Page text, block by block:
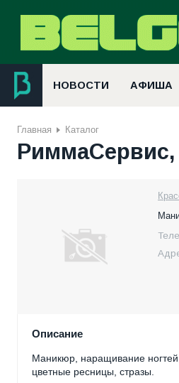
НОВОСТИ АФИША
Главная Каталог
Описание
Маникюр, наращивание
цветные ресницы, стразы.